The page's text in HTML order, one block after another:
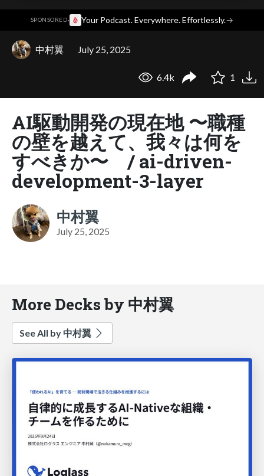
SPONSORED· Your Podcast. Everywhere. Effortlessly.→
中村翼 July 25, 2025
6.4k 1
AI駆動開発の現在地 〜職種
の壁を越えて、我々は何を
すべきか〜 / ai-driven-
development-3-layer
中村翼
July 25, 2025
More Decks by 中村翼
See All by 中村翼